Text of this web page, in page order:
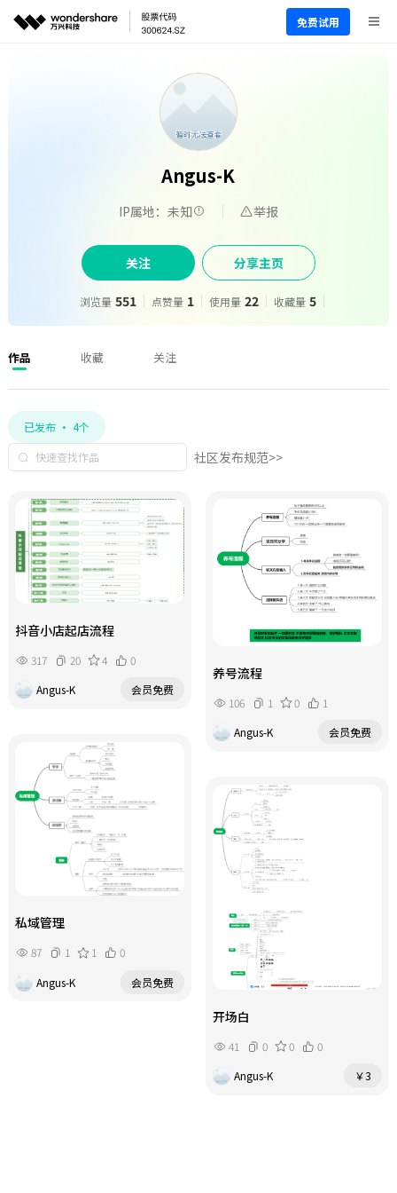
免费试用
Angus-K
IP属地：未知 举报
关注 分享主页
浏览量 551 点赞量 1 使用量 22 收藏量 5
作品 收藏 关注
已发布 · 4个
社区发布规范>>
抖音小店起店流程
317 20 4
0
Angus-K
会员免费
养号流程
106 1 0
1
Angus-K
会员免费
私域管理
87 1 1
0
Angus-K
会员免费
开场白
41 0 0
0
Angus-K
￥3